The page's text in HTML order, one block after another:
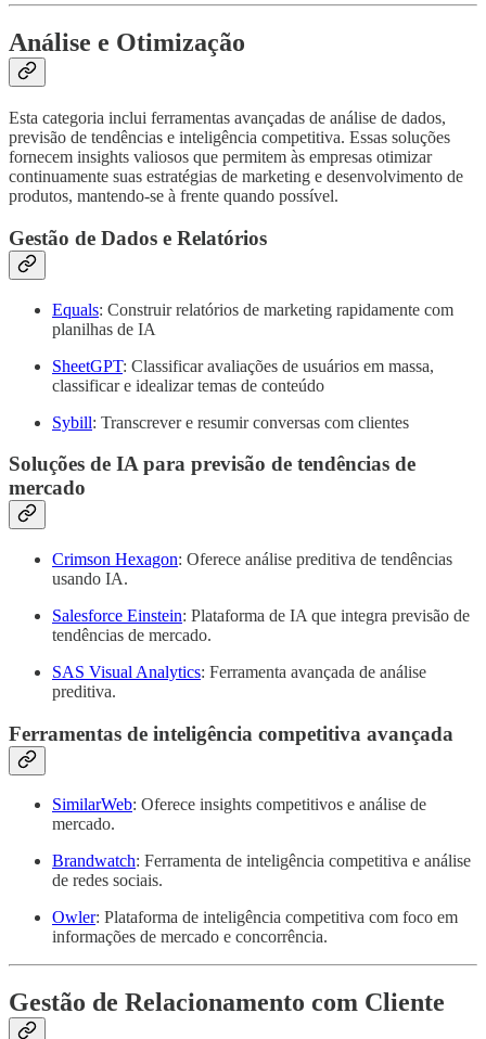
Análise e Otimização
Esta categoria inclui ferramentas avançadas de análise de dados,
previsão de tendências e inteligência competitiva. Essas soluções
fornecem insights valiosos que permitem às empresas otimizar
continuamente suas estratégias de marketing e desenvolvimento de
produtos, mantendo-se à frente quando possível.
Gestão de Dados e Relatórios
Equals: Construir relatórios de marketing rapidamente com
planilhas de IA
SheetGPT: Classificar avaliações de usuários em massa,
classificar e idealizar temas de conteúdo
Sybill: Transcrever e resumir conversas com clientes
Soluções de IA para previsão de tendências de
mercado
Crimson Hexagon: Oferece análise preditiva de tendências
usando IA.
Salesforce Einstein: Plataforma de IA que integra previsão de
tendências de mercado.
SAS Visual Analytics: Ferramenta avançada de análise
preditiva.
Ferramentas de inteligência competitiva avançada
SimilarWeb: Oferece insights competitivos e análise de
mercado.
Brandwatch: Ferramenta de inteligência competitiva e análise
de redes sociais.
Owler: Plataforma de inteligência competitiva com foco em
informações de mercado e concorrência.
Gestão de Relacionamento com Cliente